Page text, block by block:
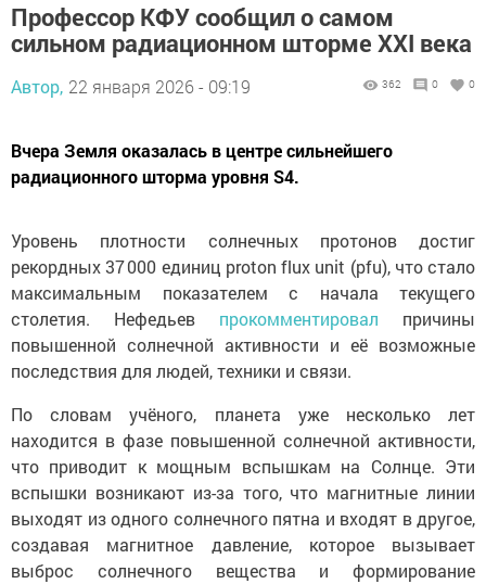
Профессор КФУ сообщил о самом
сильном радиационном шторме XXI века
Автор, 22 января 2026 - 09:19 362 0 0
Вчера Земля оказалась в центре сильнейшего
радиационного шторма уровня S4.
Уровень плотности солнечных протонов достиг
рекордных 37 000 единиц proton flux unit (pfu), что стало
максимальным показателем с начала текущего
столетия. Нефедьев прокомментировал причины
повышенной солнечной активности и её возможные
последствия для людей, техники и связи.
По словам учёного, планета уже несколько лет
находится в фазе повышенной солнечной активности,
что приводит к мощным вспышкам на Солнце. Эти
вспышки возникают из-за того, что магнитные линии
выходят из одного солнечного пятна и входят в другое,
создавая магнитное давление, которое вызывает
выброс солнечного вещества и формирование